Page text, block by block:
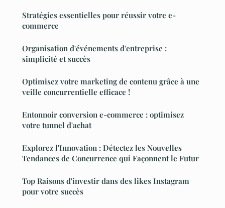
Stratégies essentielles pour réussir votre e-
commerce
Organisation d'événements d'entreprise :
simplicité et succès
Optimisez votre marketing de contenu grâce à une
veille concurrentielle efficace !
Entonnoir conversion e-commerce : optimisez
votre tunnel d'achat
Explorez l'Innovation : Détectez les Nouvelles
Tendances de Concurrence qui Façonnent le Futur
Top Raisons d'investir dans des likes Instagram
pour votre succès